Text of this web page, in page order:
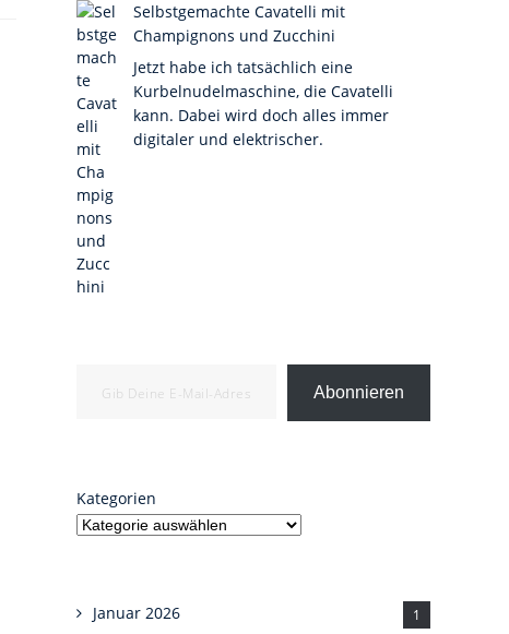
Selbstgemachte Cavatelli mit
Champignons und Zucchini
Jetzt habe ich tatsächlich eine
Kurbelnudelmaschine, die Cavatelli
kann. Dabei wird doch alles immer
digitaler und elektrischer.
Abonnieren
Kategorien
Januar 2026 1